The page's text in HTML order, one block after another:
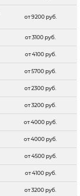
от 9200 руб.
от 3100 руб.
от 4100 руб.
от 5700 руб.
от 2300 руб.
от 3200 руб.
от 4000 руб.
от 4000 руб.
от 4500 руб.
от 4100 руб.
от 3200 руб.